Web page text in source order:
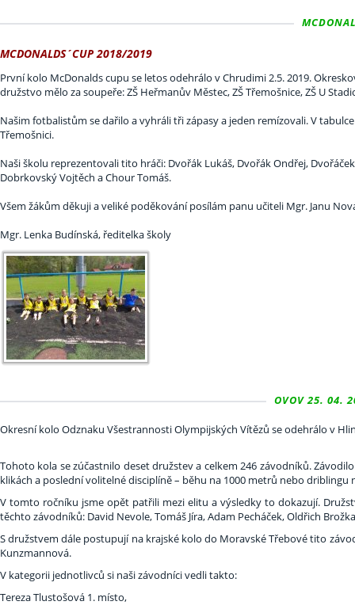
MCDONALDS´CUP 2018/2019
První kolo McDonalds cupu se letos odehrálo v Chrudimi 2.5. 2019.
družstvo mělo za soupeře: ZŠ Heřmanův Městec, ZŠ Třemošnice, ZŠ U
Našim fotbalistům se dařilo a vyhráli tři zápasy a jeden remízovali. V
Třemošnici.
Naši školu reprezentovali tito hráči: Dvořák Lukáš, Dvořák Ondřej,
Dobrkovský Vojtěch a Chour Tomáš.
Všem žákům děkuji a veliké poděkování posílám panu učiteli Mgr. Janu
Mgr. Lenka Budínská, ředitelka školy
OVOV 25. 04.
Okresní kolo Odznaku Všestrannosti Olympijských Vítězů se odehrálo v
Tohoto kola se zúčastnilo deset družstev a celkem 246 závodníků.
klikách a poslední volitelné disciplíně – běhu na 1000 metrů nebo driblingu
V tomto ročníku jsme opět patřili mezi elitu a výsledky to dokazují.
těchto závodníků: David Nevole, Tomáš Jíra, Adam Pecháček, Oldřich
S družstvem dále postupují na krajské kolo do Moravské Třebové tito
Kunzmannová.
V kategorii jednotlivců si naši závodníci vedli takto:
Tereza Tlustošová 1. místo,